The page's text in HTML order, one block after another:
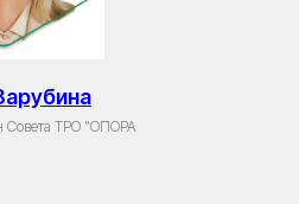
Совета ТРО "ОПОРА